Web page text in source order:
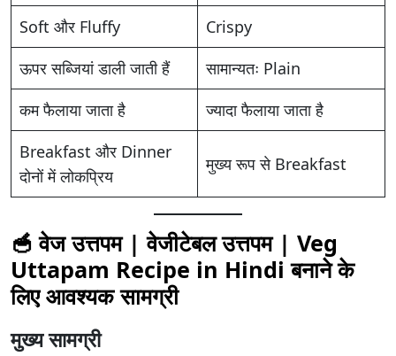
Soft और Fluffy
Crispy
ऊपर सब्जियां डाली जाती हैं
सामान्यतः Plain
कम फैलाया जाता है
ज्यादा फैलाया जाता है
Breakfast और Dinner
दोनों में लोकप्रिय
मुख्य रूप से Breakfast
🥣वेज उत्तपम | वेजीटेबल उत्तपम | Veg
Uttapam Recipe in Hindi बनाने के
लिए आवश्यक सामग्री
मुख्य सामग्री